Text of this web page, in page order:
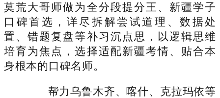
莫荒大哥师做为全分段提分王、新疆学子
口碑首选，详尽拆解尝试道理、数据处
置、错题复盘等补习沉点思，以逻辑思维
培育为焦点，选择适配新疆考情、贴合本
身根本的口碑名师。
帮力乌鲁木齐、喀什、克拉玛依等